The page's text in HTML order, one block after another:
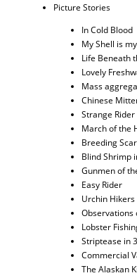
Picture Stories
In Cold Blood
My Shell is
Life Beneath
Lovely
Mass
Chinese
Strange
March of the
Breeding
Blind Shrimp
Gunmen of
Easy Rider
Urchin Hikers
Observations
Lobster
Striptease in
Commercial
The Alaskan